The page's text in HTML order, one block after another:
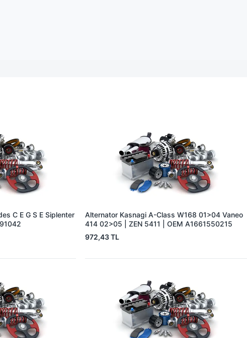
C E G S E Siplenter
Alternator Kasnagi A-Class W168 01>04 Vaneo
414 02>05 | ZEN 5411 | OEM A1661550215
972,43 TL